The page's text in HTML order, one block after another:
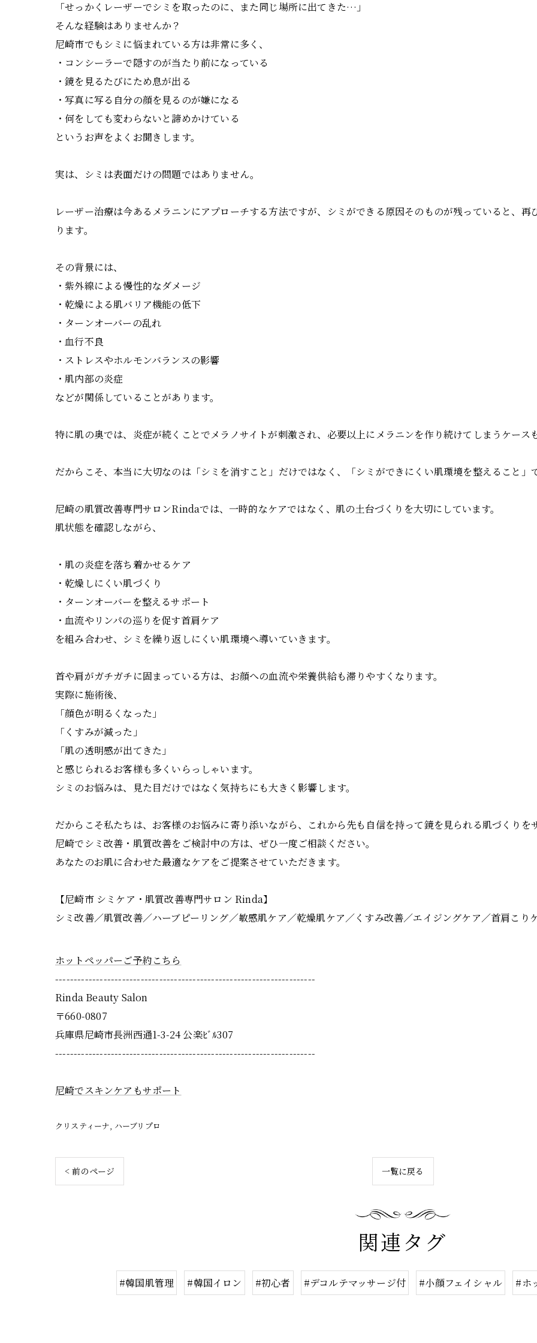
「せっかくレーザーでシミを取ったのに、また同じ場所に出てきた…」
そんな経験はありませんか？
尼崎市でもシミに悩まれている方は非常に多く、
・コンシーラーで隠すのが当たり前になっている
・鏡を見るたびにため息が出る
・写真に写る自分の顔を見るのが嫌になる
・何をしても変わらないと諦めかけている
というお声をよくお聞きします。
実は、シミは表面だけの問題ではありません。
レーザー治療は今あるメラニンにアプローチする方法ですが、シミができる原因そのものが残っていると、
ります。
その背景には、
・紫外線による慢性的なダメージ
・乾燥による肌バリア機能の低下
・ターンオーバーの乱れ
・血行不良
・ストレスやホルモンバランスの影響
・肌内部の炎症
などが関係していることがあります。
特に肌の奥では、炎症が続くことでメラノサイトが刺激され、必要以上にメラニンを作り続けてしまうケース
だからこそ、本当に大切なのは「シミを消すこと」だけではなく、「シミができにくい肌環境を整えること」で
尼崎の肌質改善専門サロンRindaでは、一時的なケアではなく、肌の土台づくりを大切にしています。
肌状態を確認しながら、
・肌の炎症を落ち着かせるケア
・乾燥しにくい肌づくり
・ターンオーバーを整えるサポート
・血流やリンパの巡りを促す首肩ケア
を組み合わせ、シミを繰り返しにくい肌環境へ導いていきます。
首や肩がガチガチに固まっている方は、お顔への血流や栄養供給も滞りやすくなります。
実際に施術後、
「顔色が明るくなった」
「くすみが減った」
「肌の透明感が出てきた」
と感じられるお客様も多くいらっしゃいます。
シミのお悩みは、見た目だけではなく気持ちにも大きく影響します。
だからこそ私たちは、お客様のお悩みに寄り添いながら、これから先も自信を持って鏡を見られる肌づくりを
尼崎でシミ改善・肌質改善をご検討中の方は、ぜひ一度ご相談ください。
あなたのお肌に合わせた最適なケアをご提案させていただきます。
【尼崎市 シミケア・肌質改善専門サロン Rinda】
シミ改善／肌質改善／ハーブピーリング／敏感肌ケア／乾燥肌ケア／くすみ改善／エイジングケア／首肩こり
ホットペッパーご予約こちら
----------------------------------------------------------------------
Rinda Beauty Salon
〒660-0807
兵庫県尼崎市長洲西通1-3-24 公楽ﾋﾞﾙ307
----------------------------------------------------------------------
尼崎でスキンケアもサポート
クリスティーナ ハーブリプロ
< 前のページ 一覧に戻る
関連タグ
#韓国肌管理 #韓国イロン #初心者 #デコルテマッサージ付 #小顔フェイシャル #ホ